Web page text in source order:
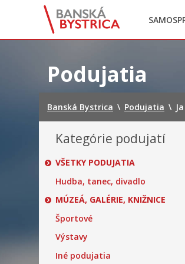
Mladí
Head
Podujatia
Banská Bystrica \ Podujatia \
Kategórie podujatí
VŠETKY PODUJATIA
Hudba, tanec, divadlo
MÚZEÁ, GALÉRIE, KNIŽNICE
Športové
Výstavy
Iné podujatia